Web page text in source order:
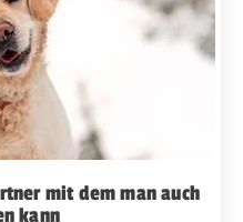
mit dem man auch
kann